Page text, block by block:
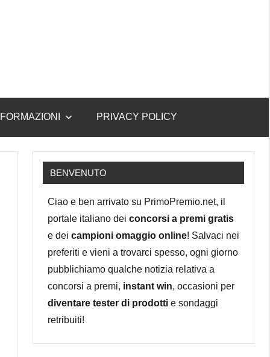
PRIVACY POLICY
BENVENUTO
Ciao e ben arrivato su PrimoPremio.net, il
portale italiano dei concorsi a premi gratis
e dei campioni omaggio online! Salvaci nei
preferiti e vieni a trovarci spesso, ogni giorno
pubblichiamo qualche notizia relativa a
concorsi a premi, instant win, occasioni per
diventare tester di prodotti e sondaggi
retribuiti!